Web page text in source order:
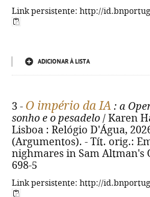
Link persistente: http://
ADICIONAR À LISTA
3 - O império da IA : a
sonho e o pesadelo / Karen
Lisboa : Relógio D'Água,
(Argumentos). - Tít. orig.:
nighmares in Sam Altman's
698-5
Link persistente: http://